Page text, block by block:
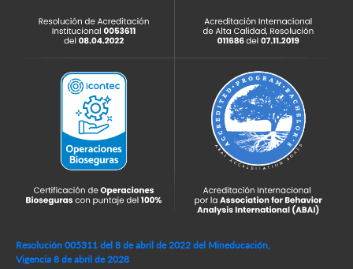
Resolución 005311 del 8 de abril de 2022 del Mineducación,
Vigencia 8 de abril de 2028